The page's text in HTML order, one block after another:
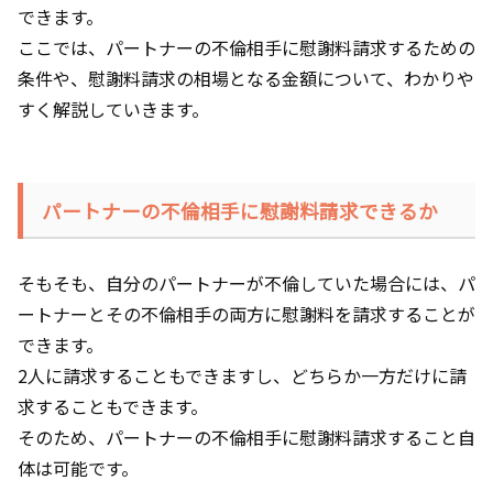
できます。
ここでは、パートナーの不倫相手に慰謝料請求するための
条件や、慰謝料請求の相場となる金額について、わかりや
すく解説していきます。
パートナーの不倫相手に慰謝料請求できるか
そもそも、自分のパートナーが不倫していた場合には、パ
ートナーとその不倫相手の両方に慰謝料を請求することが
できます。
2人に請求することもできますし、どちらか一方だけに請
求することもできます。
そのため、パートナーの不倫相手に慰謝料請求すること自
体は可能です。